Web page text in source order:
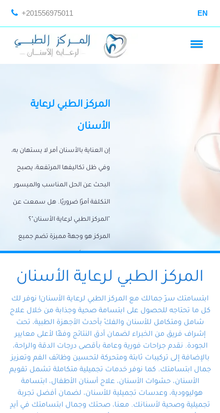
+201556975011 EN
المركز الطبي لرعاية
الأسنان
إن العناية بالأسنان أمر لا يستهان به،
وفي ظل تكاليفها المرتفعة، يصبح
البحث عن الحل المناسب والميسور
التكلفة أمرًا ضروريًا. هل سمعت عن
"المركز الطبي لرعاية الأسنان"؟
المركز هو وجهةً مميزة تضم جميع
احتياجات الأسنان تحت سقف واحد،
وتضمن لك حلاً شاملًا لجميع
المتخصص ذوي الخبرة، ستجد نفسك
في أيد أمينة تلبي احتياجاتك بكل
احترافية ودقة.
المركز الطبي لرعاية الأسنان
ابتسامتك سرّ جمالك مع المركز الطبي لرعاية الأسنان! نوفر لك
كل ما تحتاجه للحصول على ابتسامة صحية وجذابة من خلال علاج
شامل ومتكامل للأسنان والفكّ بأحدث الأجهزة الطبية، تحت
إشراف فريق من الخبراء لضمان أدق النتائج وفقًا لأعلى معايير
الجودة. نقدم جراحات فورية وعامة بأقصى درجات الدقة والراحة،
بالإضافة إلى تركيبات ثابتة ومتحركة لتحسين وظائف الفم وتعزيز
جمال ابتسامتك. كما نوفر خدمات تجميلية متكاملة تشمل تقويم
الأسنان، حشوات الأسنان، علاج أسنان الأطفال، ابتسامة
هوليوودية، وعدسات تجميلية للأسنان، لضمان أفضل تجربة
تجميلية وصحية لأسنانك. معنا، صحتك وجمال ابتسامتك في أيدٍ